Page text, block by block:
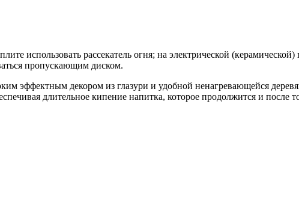
использовать рассекатель огня; на электрической
пропускающим диском.
эффектным декором из глазури и удобной ненагревающейся
длительное кипение напитка, которое продолжится и после